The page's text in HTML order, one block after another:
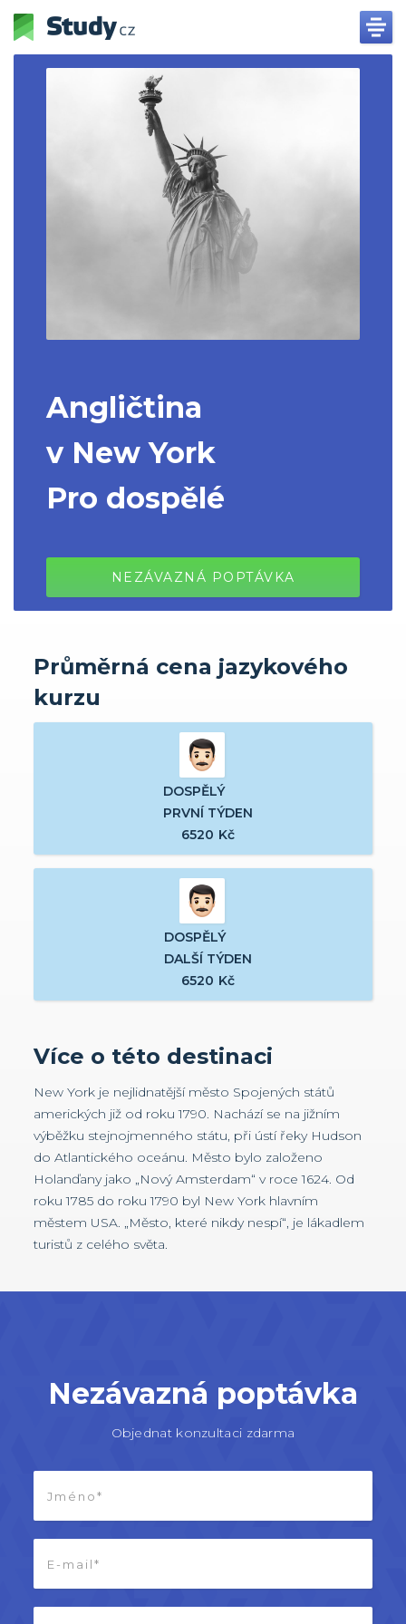
Angličtina
v New York
Pro dospělé
NEZÁVAZNÁ POPTÁVKA
Průměrná cena jazykového
kurzu
DOSPĚLÝ
PRVNÍ TÝDEN
6520 Kč
DOSPĚLÝ
DALŠÍ TÝDEN
6520 Kč
Více o této destinaci
New York je nejlidnatější město Spojených států
amerických již od roku 1790. Nachází se na jižním
výběžku stejnojmenného státu, při ústí řeky Hudson
do Atlantického oceánu. Město bylo založeno
Holanďany jako „Nový Amsterdam“ v roce 1624. Od
roku 1785 do roku 1790 byl New York hlavním
městem USA. „Město, které nikdy nespí“, je lákadlem
turistů z celého světa.
Nezávazná poptávka
Objednat konzultaci zdarma